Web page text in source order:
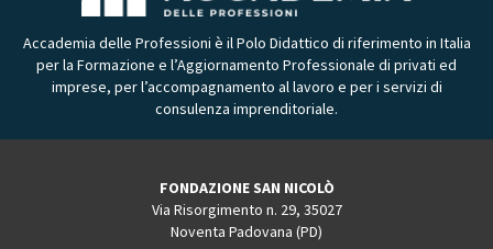
Accademia delle Professioni è il Polo Didattico di riferimento in Italia
per la Formazione e l’Aggiornamento Professionale di privati ed
imprese, per l’accompagnamento al lavoro e per i servizi di
consulenza imprenditoriale.
FONDAZIONE SAN NICOLÒ
Via Risorgimento n. 29, 35027
Noventa Padovana (PD)